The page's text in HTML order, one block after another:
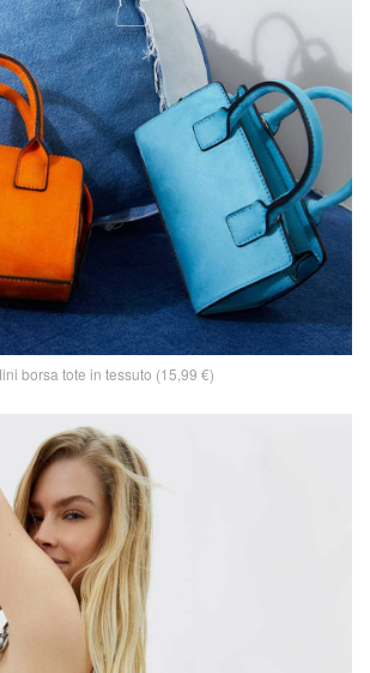
borsa tote in tessuto (15,99 €)